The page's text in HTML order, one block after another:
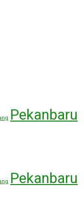
Pekanbaru
Pekanbaru